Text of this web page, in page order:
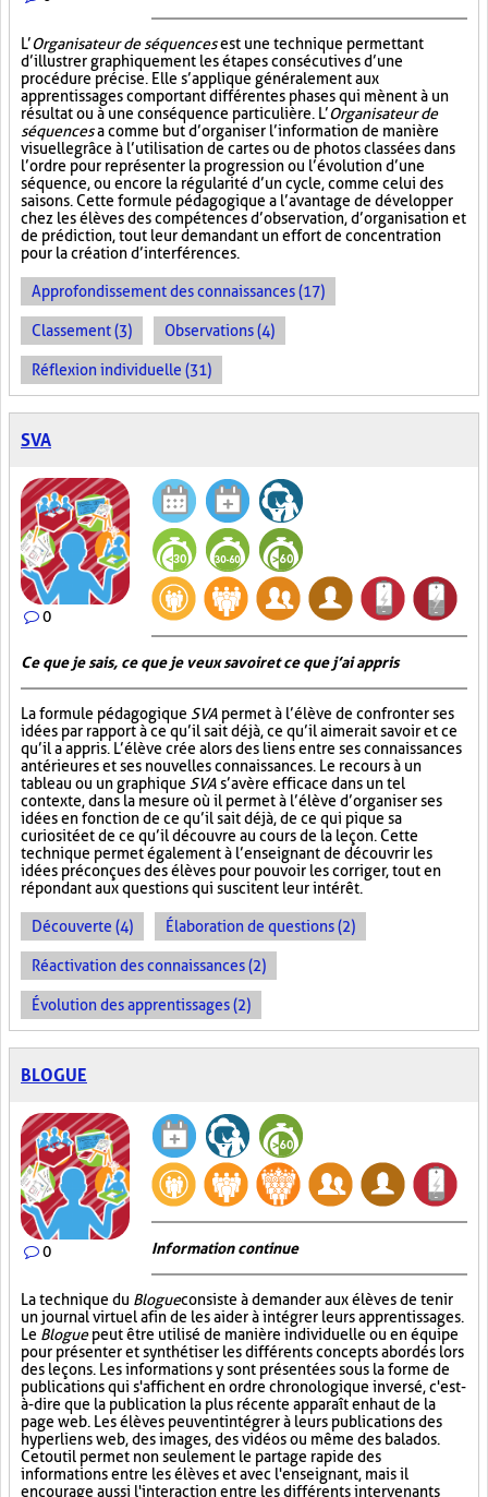
L’Organisateur de séquencesest une technique permettant
d’illustrer graphiquement les étapes consécutives d’une
procédure précise. Elle s’applique généralement aux
apprentissages comportant différentes phases qui mènent à un
résultat ou à une conséquence particulière. L’Organisateur de
séquencesa comme but d’organiser l’information de manière
visuellegrâce à l’utilisation de cartes ou de photos classées dans
l’ordre pour représenter la progression ou l’évolution d’une
séquence, ou encore la régularité d’un cycle, comme celui des
saisons. Cette formule pédagogique a l’avantage de développer
chez les élèves des compétences d’observation, d’organisation et
de prédiction, tout leur demandant un effort de concentration
pour la création d’interférences.
Approfondissement des connaissances (17)
Classement (3) Observations (4)
Réflexion individuelle (31)
SVA
0
Ce que je sais, ce que je veux savoir et ce que j’ai appris
La formule pédagogique SVA permet à l’élève de confronter ses
idées par rapport à ce qu’il sait déjà, ce qu’il aimerait savoir et ce
qu’il a appris. L’élève crée alors des liens entre ses connaissances
antérieures et ses nouvelles connaissances. Le recours à un
tableau ou un graphique SVA s’avère efficace dans un tel
contexte, dans la mesure où il permet à l’élève d’organiser ses
idées en fonction de ce qu’il sait déjà, de ce qui pique sa
curiosité et de ce qu’il découvre au cours de la leçon. Cette
technique permet également à l’enseignant de découvrir les
idées préconçues des élèves pour pouvoir les corriger, tout en
répondant aux questions qui suscitent leur intérêt.
Découverte (4) Élaboration de questions (2)
Réactivation des connaissances (2)
Évolution des apprentissages (2)
BLOGUE
0 Information continue
La technique du Blogueconsiste à demander aux élèves de tenir
un journal virtuel afin de les aider à intégrer leurs apprentissages.
Le Bloguepeut être utilisé de manière individuelle ou en équipe
pour présenter et synthétiser les différents concepts abordés lors
des leçons. Les informations y sont présentées sous la forme de
publications qui s'affichent en ordre chronologique inversé, c'est-
à-dire que la publication la plus récente apparaît en haut de la
page web. Les élèves peuvent intégrer à leurs publications des
hyperliens web, des images, des vidéos ou même des balados.
Cet outil permet non seulement le partage rapide des
informations entre les élèves et avec l'enseignant, mais il
encourage aussi l'interaction entre les différents intervenants